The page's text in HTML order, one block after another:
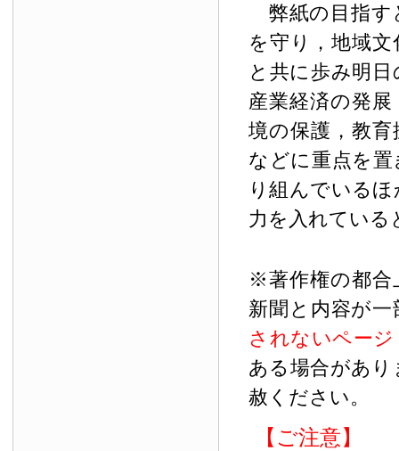
弊紙の目指す
を守り，地域
と共に歩み明
産業経済の発
境の保護，教
などに重点を
り組んでいる
力を入れている
※著作権の都合
新聞と内容が
されないペー
ある場合があ
赦ください。
【ご注意】